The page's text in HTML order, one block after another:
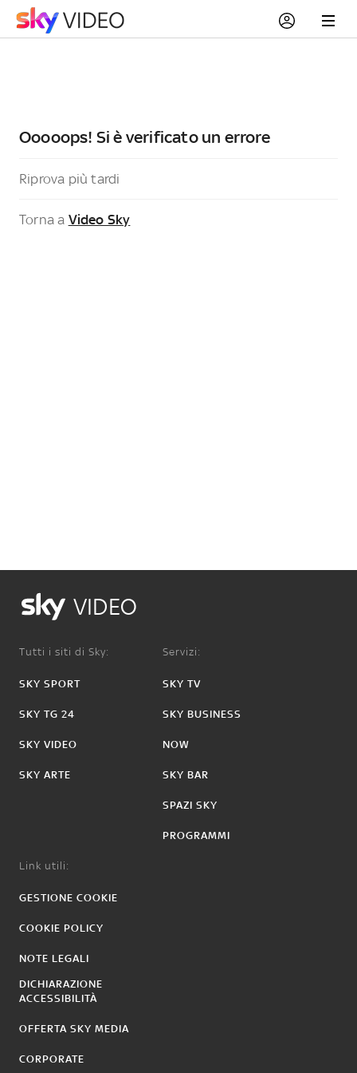
Ooooops! Si è verificato un errore
Riprova più tardi
Torna a Video Sky
VIDEO
Tutti i siti di Sky:
SKY SPORT
SKY TG 24
SKY VIDEO
SKY ARTE
Servizi:
SKY TV
SKY BUSINESS
NOW
SKY BAR
SPAZI SKY
PROGRAMMI
Link utili:
GESTIONE COOKIE
COOKIE POLICY
NOTE LEGALI
DICHIARAZIONE
ACCESSIBILITÀ
OFFERTA SKY MEDIA
CORPORATE